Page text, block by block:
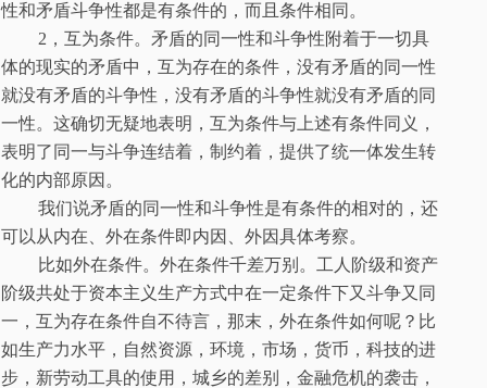
性和矛盾斗争性都是有条件的，而且条件相同 。
2 ，互为条件。矛盾的同一性和斗争性附着于一切具
体的现实的矛盾中，互为存在的条件，没有矛盾的同一性
就没有矛盾的斗争性，没有矛盾的斗争性就没有矛盾的同
一性。这确切无疑地表明，互为条件与上述有条件同义，
表明了同一与斗争连结着，制约着，提供了统一体发生转
化的内部原因。
我们说矛盾的同一性和斗争性是有条件的相对的，还
可以从内在、外在条件即内因、外因具体考察。
比如外在条件。外在条件千差万别。工人阶级和资产
阶级共处于资本主义生产方式中在一定条件下又斗争又同
一，互为存在条件自不待言，那末，外在条件如何呢？比
如生产力水平，自然资源，环境，市场，货币，科技的进
步，新劳动工具的使用，城乡的差别，金融危机的袭击，